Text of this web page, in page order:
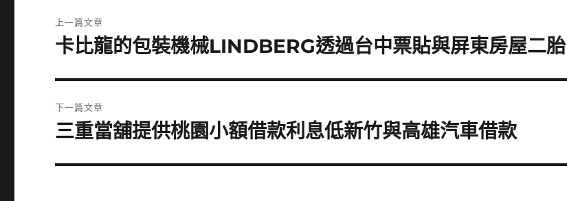
章
上一篇文章
上
篇
文
章:
卡比龍的包裝機械LINDBERG透過台中票貼與屏東房屋二胎
下一篇文章
下
篇
三重當舖提供桃園小額借款利息低新竹與高雄汽車借款